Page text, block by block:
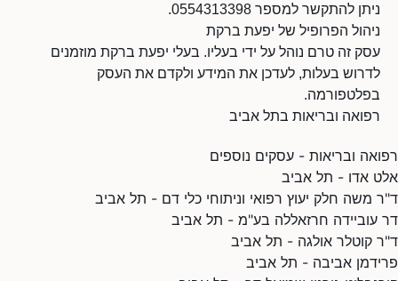
ניתן להתקשר למספר 0554313398.
ניהול הפרופיל של יפעת ברקת
עסק זה טרם נוהל על ידי בעליו. בעלי יפעת ברקת מוזמנים
לדרוש בעלות, לעדכן את המידע ולקדם את העסק
בפלטפורמה.
רפואה ובריאות בתל אביב
רפואה ובריאות - עסקים נוספים
אלט אדו - תל אביב
ד"ר משה חלק יעוץ רפואי וניתוחי כלי דם - תל אביב
דר עוביידה חרזאללה בע"מ - תל אביב
ד"ר קוטלר אולגה - תל אביב
פרידמן אביבה - תל אביב